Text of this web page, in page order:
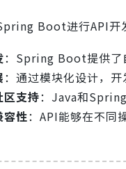
Boot进行API开
：Spring Boot提供了
：通过模块化设计，开
区支持：Java和
容性：API能够在不同